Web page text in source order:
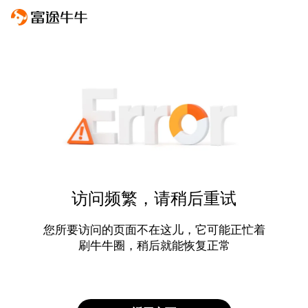
访问频繁，请稍后重试
您所要访问的页面不在这儿，它可能正忙着
刷牛牛圈，稍后就能恢复正常